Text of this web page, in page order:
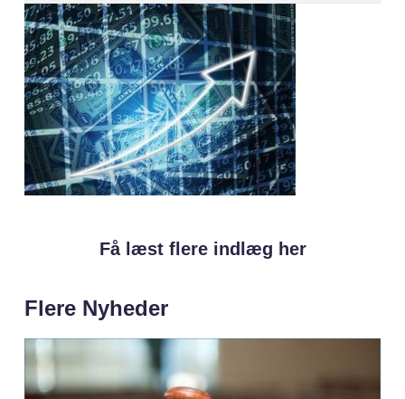
Få læst flere indlæg her
Flere Nyheder